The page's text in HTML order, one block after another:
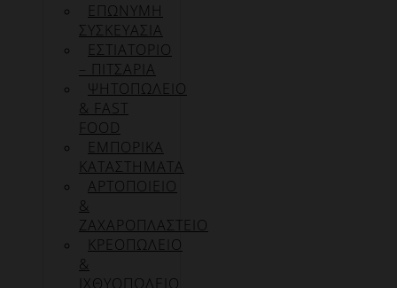
ΕΠΏΝΥΜΗ
ΣΥΣΚΕΥΑΣΊΑ
ΕΣΤΙΑΤΟΡΙΟ
– ΠΙΤΣΑΡΙΑ
ΨΗΤΟΠΩΛΕΙΟ
& FAST
FOOD
ΕΜΠΟΡΙΚΑ
ΚΑΤΑΣΤΗΜΑΤΑ
ΑΡΤΟΠΟΙΕΙΟ
&
ΖΑΧΑΡΟΠΛΑΣΤΕΙΟ
ΚΡΕΟΠΩΛΕΙΟ
&
ΙΧΘΥΟΠΩΛΕΙΟ